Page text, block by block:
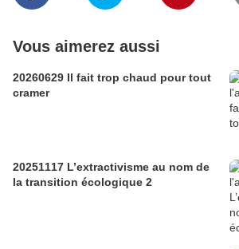
Vous aimerez aussi
20260629 Il fait trop chaud pour tout
cramer
20251117 L’extractivisme au nom de
la transition écologique 2